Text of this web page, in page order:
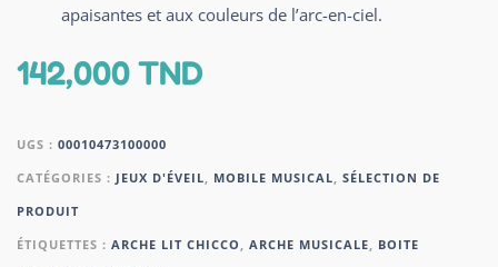
apaisantes et aux couleurs de l’arc-en-ciel.
142,000TND
UGS : 00010473100000
CATÉGORIES : JEUX D'ÉVEIL MOBILE MUSICAL SÉLECTION DE
PRODUIT
ÉTIQUETTES : ARCHE LIT CHICCO ARCHE MUSICALE
BOITE